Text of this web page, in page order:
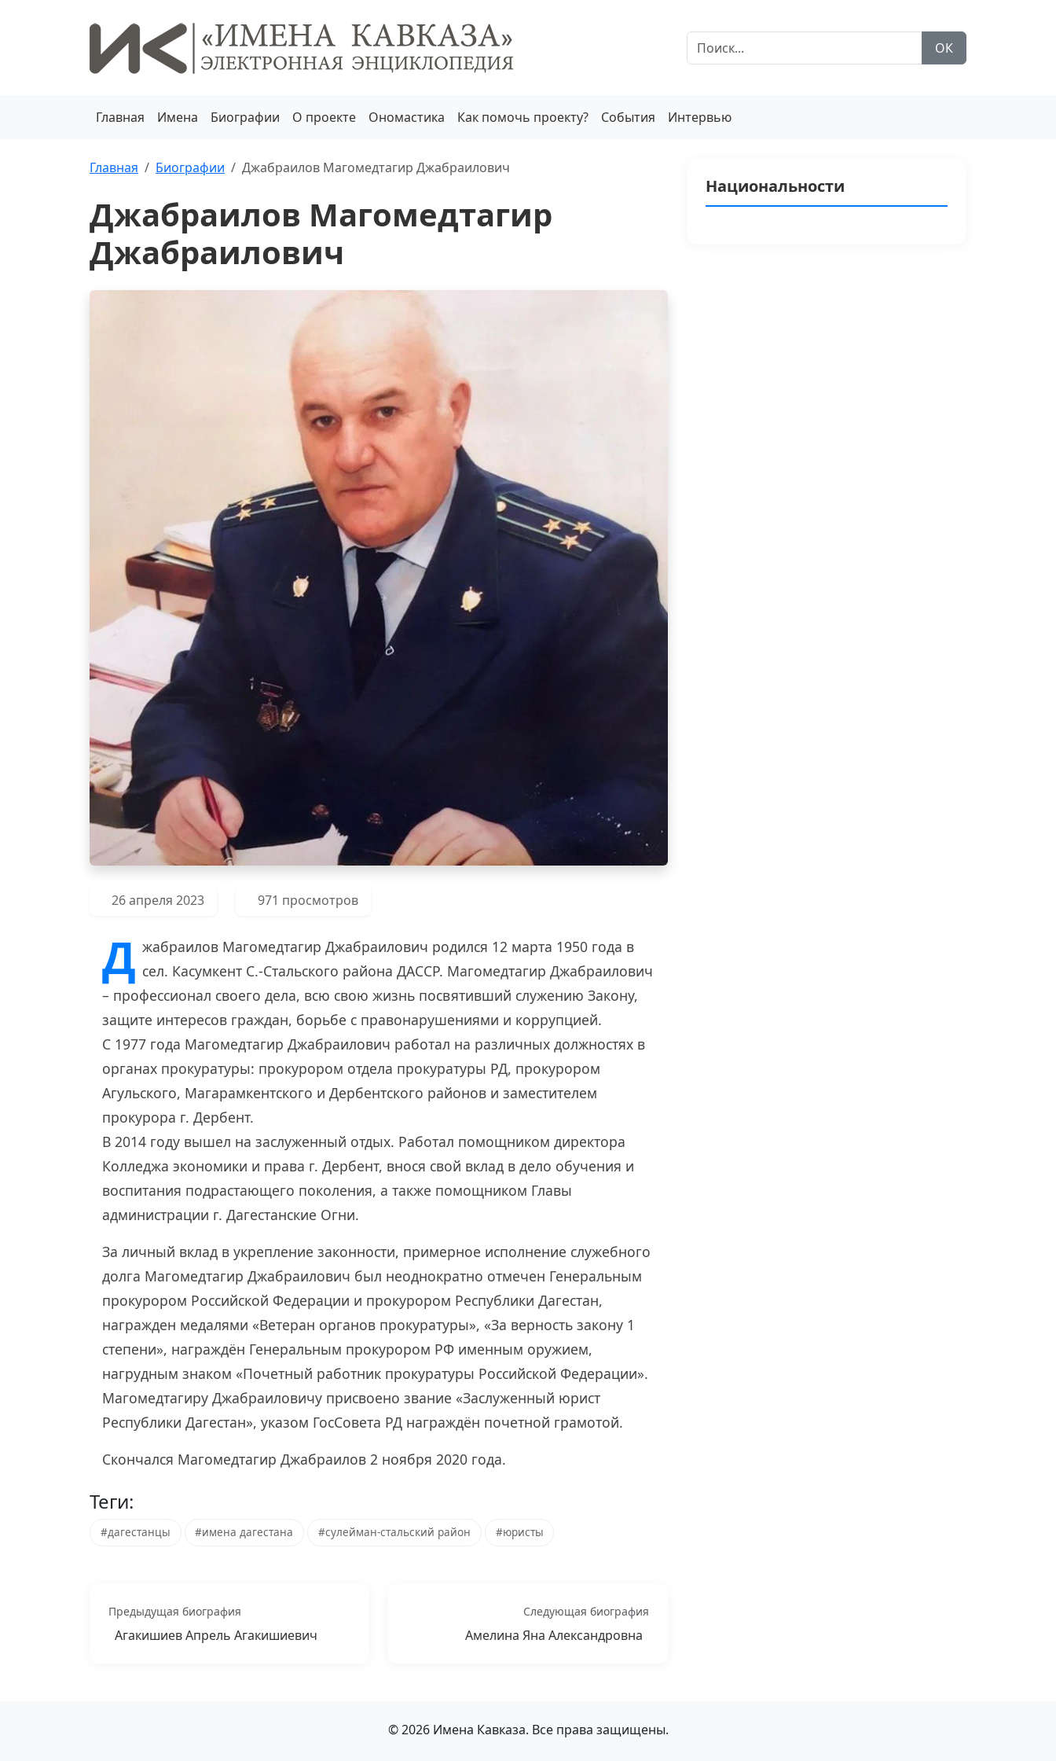
ОК
Главная Имена Биографии О проекте Ономастика Как помочь проекту? События Интервью
Главная Биографии Джабраилов Магомедтагир Джабраилович
Джабраилов Магомедтагир
Джабраилович
26 апреля 2023 971 просмотров
Д жабраилов Магомедтагир Джабраилович родился 12 марта 1950 года в
сел. Касумкент С.-Стальского района ДАССР. Магомедтагир Джабраилович
– профессионал своего дела, всю свою жизнь посвятивший служению Закону,
защите интересов граждан, борьбе с правонарушениями и коррупцией.
С 1977 года Магомедтагир Джабраилович работал на различных должностях в
органах прокуратуры: прокурором отдела прокуратуры РД, прокурором
Агульского, Магарамкентского и Дербентского районов и заместителем
прокурора г. Дербент.
В 2014 году вышел на заслуженный отдых. Работал помощником директора
Колледжа экономики и права г. Дербент, внося свой вклад в дело обучения и
воспитания подрастающего поколения, а также помощником Главы
администрации г. Дагестанские Огни.
За личный вклад в укрепление законности, примерное исполнение служебного
долга Магомедтагир Джабраилович был неоднократно отмечен Генеральным
прокурором Российской Федерации и прокурором Республики Дагестан,
награжден медалями «Ветеран органов прокуратуры», «За верность закону 1
степени», награждён Генеральным прокурором РФ именным оружием,
нагрудным знаком «Почетный работник прокуратуры Российской Федерации».
Магомедтагиру Джабраиловичу присвоено звание «Заслуженный юрист
Республики Дагестан», указом ГосСовета РД награждён почетной грамотой.
Скончался Магомедтагир Джабраилов 2 ноября 2020 года.
Теги:
#дагестанцы #имена дагестана #сулейман-стальский район #юристы
Предыдущая биография
Агакишиев Апрель Агакишиевич
Следующая биография
Амелина Яна Александровна
Национальности
© 2026 Имена Кавказа. Все права защищены.